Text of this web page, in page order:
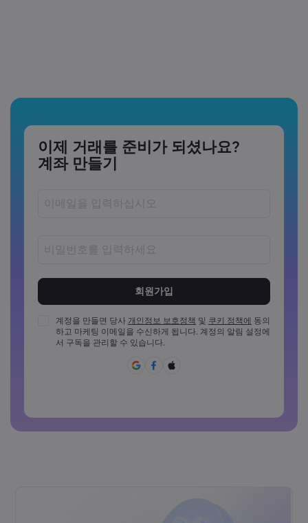
이제 거래를 준비가 되셨나요?
계좌 만들기
비밀번호는 최소 1개의 대문자를 포함해야 합니다
비밀번호는 최소 1개의 소문자를 포함해야 합니다
계정을 만들면 당사 개인정보 보호정책 및 쿠키 정책에 동의
하고 마케팅 이메일을 수신하게 됩니다. 계정의 알림 설정에
서 구독을 관리할 수 있습니다.